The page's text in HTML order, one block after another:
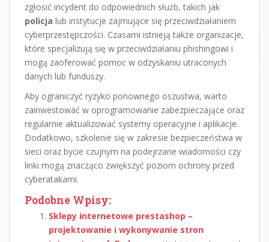
zgłosić incydent do odpowiednich służb, takich jak
policja lub instytucje zajmujące się przeciwdziałaniem
cyberprzestępczości. Czasami istnieją także organizacje,
które specjalizują się w przeciwdziałaniu phishingowi i
mogą zaoferować pomoc w odzyskaniu utraconych
danych lub funduszy.
Aby ograniczyć ryzyko ponownego oszustwa, warto
zainwestować w oprogramowanie zabezpieczające oraz
regularnie aktualizować systemy operacyjne i aplikacje.
Dodatkowo, szkolenie się w zakresie bezpieczeństwa w
sieci oraz bycie czujnym na podejrzane wiadomości czy
linki mogą znacząco zwiększyć poziom ochrony przed
cyberatakami.
Podobne Wpisy:
Sklepy internetowe prestashop –
projektowanie i wykonywanie stron